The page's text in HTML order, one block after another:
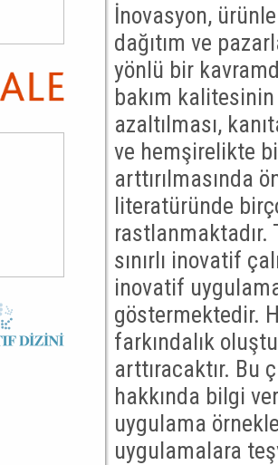
İnovasyon,
dağıtım ve
yönlü bir
bakım
azaltılması,
ve hemşirelikte
arttırılmasında
literatüründe
rastlanmaktadır.
sınırlı inovatif
inovatif
göstermektedir.
farkındalık
arttıracaktır. Bu
hakkında bilgi
uygulama
uygulamalara